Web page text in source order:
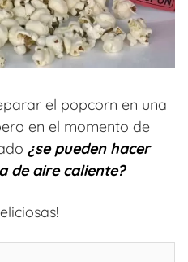
el popcorn en una
en el momento de
¿se pueden hacer
de aire caliente?